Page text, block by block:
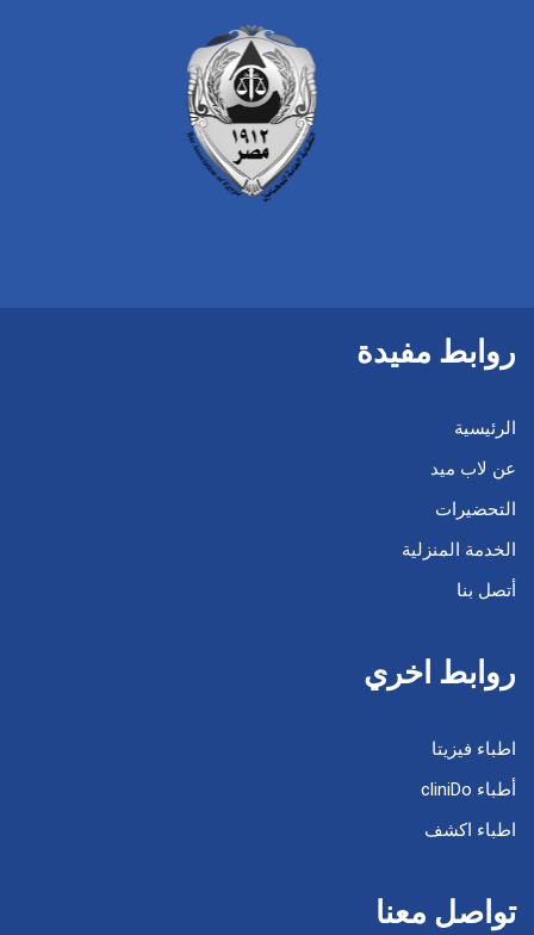
روابط مفيدة
الرئيسية
عن لاب ميد
التحضيرات
الخدمة المنزلية
أتصل بنا
روابط اخري
اطباء فيزيتا
أطباء cliniDo
اطباء اكشف
تواصل معنا